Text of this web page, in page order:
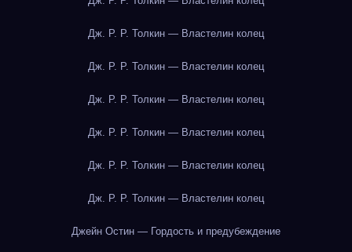
Дж. Р. Р. Толкин — Властелин колец
Дж. Р. Р. Толкин — Властелин колец
Дж. Р. Р. Толкин — Властелин колец
Дж. Р. Р. Толкин — Властелин колец
Дж. Р. Р. Толкин — Властелин колец
Дж. Р. Р. Толкин — Властелин колец
Джейн Остин — Гордость и предубеждение